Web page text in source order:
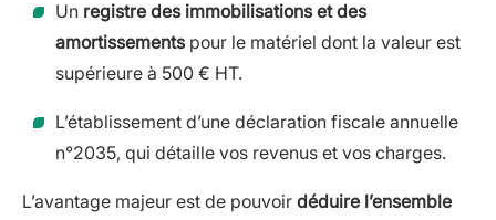
Un registre des immobilisations et des
amortissementspour le matériel dont la valeur est
supérieure à 500 € HT.
L’établissement d’une déclaration fiscale annuelle
n°2035, qui détaille vos revenus et vos charges.
L’avantage majeur est de pouvoir déduire l’ensemble